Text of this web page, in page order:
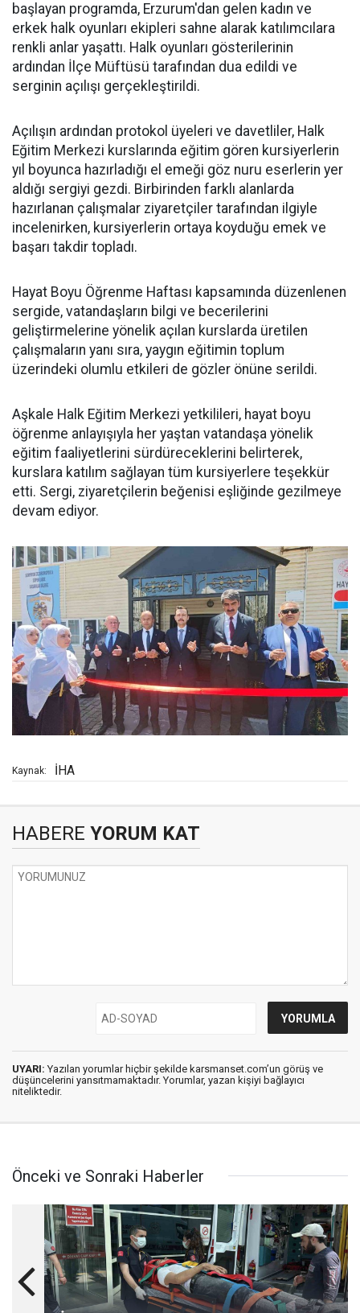
başlayan programda, Erzurum'dan gelen kadın ve
erkek halk oyunları ekipleri sahne alarak katılımcılara
renkli anlar yaşattı. Halk oyunları gösterilerinin
ardından İlçe Müftüsü tarafından dua edildi ve
serginin açılışı gerçekleştirildi.
Açılışın ardından protokol üyeleri ve davetliler, Halk
Eğitim Merkezi kurslarında eğitim gören kursiyerlerin
yıl boyunca hazırladığı el emeği göz nuru eserlerin yer
aldığı sergiyi gezdi. Birbirinden farklı alanlarda
hazırlanan çalışmalar ziyaretçiler tarafından ilgiyle
incelenirken, kursiyerlerin ortaya koyduğu emek ve
başarı takdir topladı.
Hayat Boyu Öğrenme Haftası kapsamında düzenlenen
sergide, vatandaşların bilgi ve becerilerini
geliştirmelerine yönelik açılan kurslarda üretilen
çalışmaların yanı sıra, yaygın eğitimin toplum
üzerindeki olumlu etkileri de gözler önüne serildi.
Aşkale Halk Eğitim Merkezi yetkilileri, hayat boyu
öğrenme anlayışıyla her yaştan vatandaşa yönelik
eğitim faaliyetlerini sürdüreceklerini belirterek,
kurslara katılım sağlayan tüm kursiyerlere teşekkür
etti. Sergi, ziyaretçilerin beğenisi eşliğinde gezilmeye
devam ediyor.
Kaynak: İHA
HABERE YORUM KAT
UYARI: Yazılan yorumlar hiçbir şekilde karsmanset.com’un görüş ve
düşüncelerini yansıtmamaktadır. Yorumlar, yazan kişiyi bağlayıcı
niteliktedir.
Önceki ve Sonraki Haberler